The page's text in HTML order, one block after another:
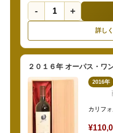
- +
詳し
２０１６年 オーパス・ワ
2016年
カリフ